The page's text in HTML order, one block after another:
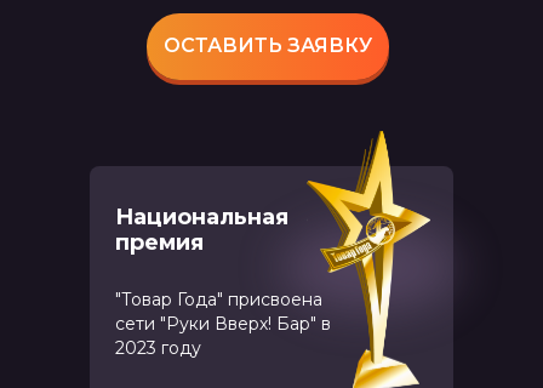
ОСТАВИТЬ ЗАЯВКУ
Национальная
премия
"Товар Года" присвоена
сети "Руки Вверх! Бар" в
2023 году